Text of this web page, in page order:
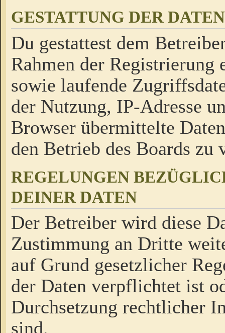
GESTATTUNG DER
Du gestattest dem
Rahmen der Registrierung
sowie laufende
der Nutzung, IP-Adresse
Browser übermittelte
den Betrieb des Boards zu
REGELUNGEN
DEINER DATEN
Der Betreiber wird diese
Zustimmung an Dritte
auf Grund gesetzlicher
der Daten verpflichtet ist
Durchsetzung rechtlicher
sind.